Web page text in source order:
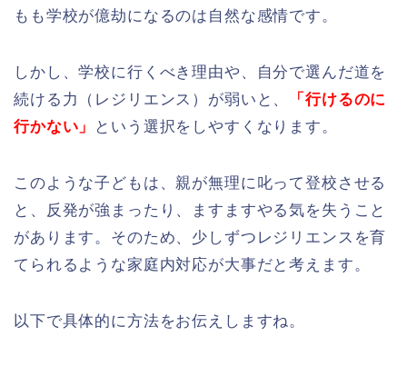
もも学校が億劫になるのは自然な感情です。
しかし、学校に行くべき理由や、自分で選んだ道を
続ける力（レジリエンス）が弱いと、
「行けるのに
行かない」
という選択をしやすくなります。
このような子どもは、親が無理に叱って登校させる
と、反発が強まったり、ますますやる気を失うこと
があります。そのため、少しずつレジリエンスを育
てられるような家庭内対応が大事だと考えます。
以下で具体的に方法をお伝えしますね。